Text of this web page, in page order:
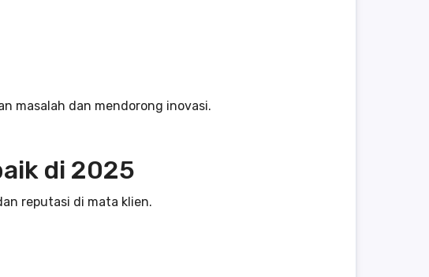
masalah dan mendorong inovasi.
di 2025
reputasi di mata klien.